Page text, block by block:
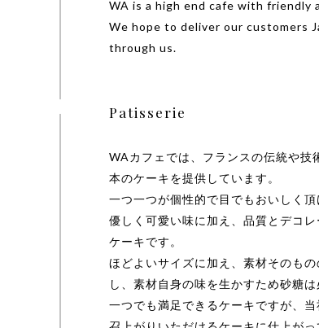
WA is a high end cafe with friendly
We hope to deliver our customers
through us.
Patisserie
WAカフェでは、フランスの伝統や技
本のケーキを提供しています。
一つ一つが個性的で目でもおいしく
優しく可愛い味に加え、品質とデコ
ケーキです。
ほどよいサイズに加え、素材そのも
し、素材自身の味を生かすため砂糖
一つでも満足できるケーキですが、